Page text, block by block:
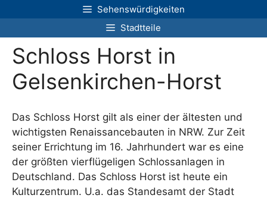
Inhalt
springen
Sehenswürdigkeiten
Stadtteile
Schloss Horst in
Gelsenkirchen-Horst
Das Schloss Horst gilt als einer der ältesten und
wichtigsten Renaissancebauten in NRW. Zur Zeit
seiner Errichtung im 16. Jahrhundert war es eine
der größten vierflügeligen Schlossanlagen in
Deutschland. Das Schloss Horst ist heute ein
Kulturzentrum. U.a. das Standesamt der Stadt